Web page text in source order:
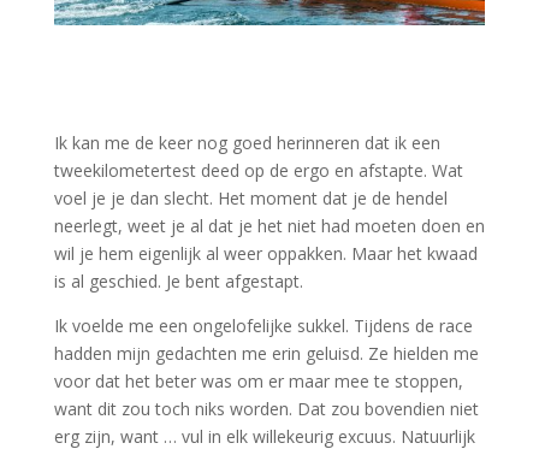
Ik kan me de keer nog goed herinneren dat ik een
tweekilometertest deed op de ergo en afstapte. Wat
voel je je dan slecht. Het moment dat je de hendel
neerlegt, weet je al dat je het niet had moeten doen en
wil je hem eigenlijk al weer oppakken. Maar het kwaad
is al geschied. Je bent afgestapt.
Ik voelde me een ongelofelijke sukkel. Tijdens de race
hadden mijn gedachten me erin geluisd. Ze hielden me
voor dat het beter was om er maar mee te stoppen,
want dit zou toch niks worden. Dat zou bovendien niet
erg zijn, want … vul in elk willekeurig excuus. Natuurlijk